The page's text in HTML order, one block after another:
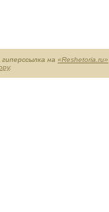
на «Reshetoria.ru»
.